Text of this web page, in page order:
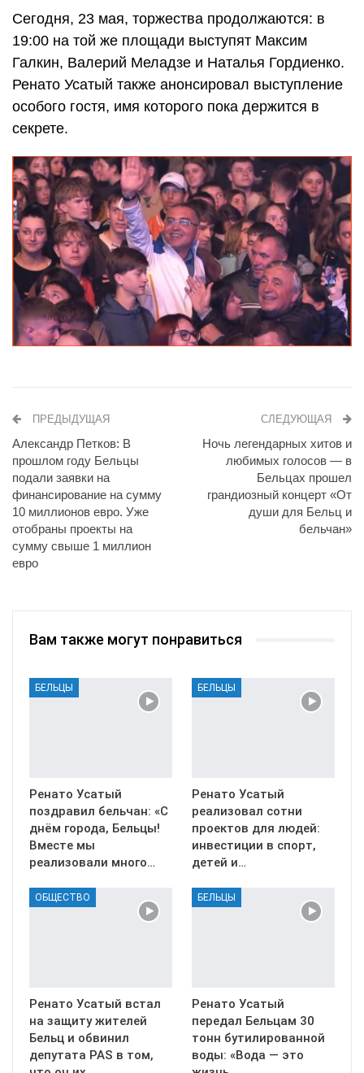
Сегодня, 23 мая, торжества продолжаются: в
19:00 на той же площади выступят Максим
Галкин, Валерий Меладзе и Наталья Гордиенко.
Ренато Усатый также анонсировал выступление
особого гостя, имя которого пока держится в
секрете.
ПРЕДЫДУЩАЯ
Александр Петков: В
прошлом году Бельцы
подали заявки на
финансирование на сумму
10 миллионов евро. Уже
отобраны проекты на
сумму свыше 1 миллион
евро
СЛЕДУЮЩАЯ
Ночь легендарных хитов и
любимых голосов — в
Бельцах прошел
грандиозный концерт «От
души для Бельц и
бельчан»
Вам также могут понравиться
БЕЛЬЦЫ
Ренато Усатый
поздравил бельчан: «С
днём города, Бельцы!
Вместе мы
реализовали много…
БЕЛЬЦЫ
Ренато Усатый
реализовал сотни
проектов для людей:
инвестиции в спорт,
детей и…
ОБЩЕСТВО
Ренато Усатый встал
на защиту жителей
Бельц и обвинил
депутата PAS в том,
БЕЛЬЦЫ
Ренато Усатый
передал Бельцам 30
тонн бутилированной
воды: «Вода — это